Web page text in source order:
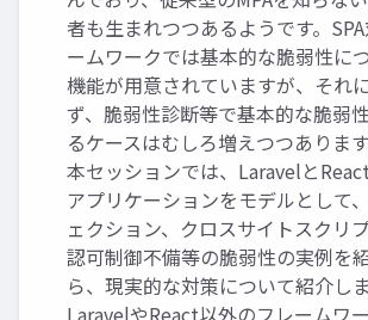
者も生まれつつあるようです。
ームワークでは基本的な脆弱性に
機能が用意されていますが、それ
ず、脆弱性診断等で基本的な脆弱
るケースはむしろ増えつつあります
本セッションでは、Laravelと
アプリケーションをモデルとして
ェクション、クロスサイトスクリプ
認可制御不備等の脆弱性の実例を
ら、現実的な対策について紹介しま
LaravelやReact以外のフレームワ